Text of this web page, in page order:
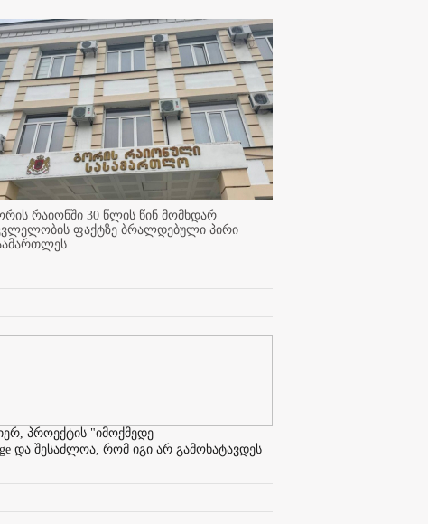
რაიონში 30 წლის წინ მომხდარ
ფაქტზე ბრალდებული პირი
პროექტის "იმოქმედე
და შესაძლოა, რომ იგი არ გამოხატავდეს